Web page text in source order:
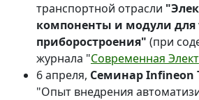
транспортной отрасли
компоненты и модули для
приборостроения" (при
журнала "Современная
6 апреля, Семинар Infineon
"Опыт внедрения